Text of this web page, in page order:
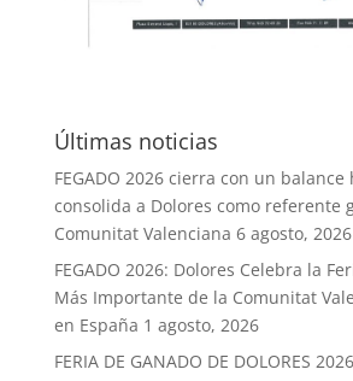
Últimas noticias
FEGADO 2026 cierra con un
consolida a Dolores como referente
Comunitat Valenciana 6 agosto, 2026
FEGADO 2026: Dolores Celebra la
Más Importante de la Comunitat
en España 1 agosto, 2026
FERIA DE GANADO DE DOLORES 2026